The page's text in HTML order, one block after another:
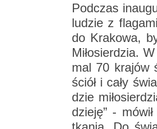
Pod­czas
lu­dzie z
do Kra­ko­wa,
Mi­ło­sier­dzia.
mal 70 kra­jów
ściół i cały
dzie
dzie­ję” -